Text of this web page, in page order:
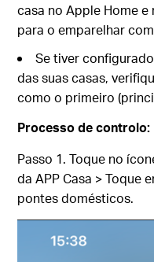
casa no Apple Home
para o emparelhar
Se tiver
das suas casas,
como o primeiro
Processo de controlo:
Passo 1. Toque no
da APP Casa > Toque
pontes domésticos.